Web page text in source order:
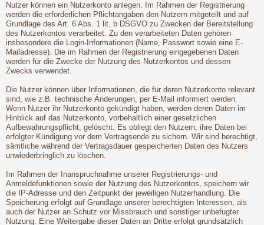
Nutzer können ein Nutzerkonto anlegen. Im Rahmen der Registrierung
werden die erforderlichen Pflichtangaben den Nutzern mitgeteilt und auf
Grundlage des Art. 6 Abs. 1 lit. b DSGVO zu Zwecken der Bereitstellung
des Nutzerkontos verarbeitet. Zu den verarbeiteten Daten gehören
insbesondere die Login-Informationen (Name, Passwort sowie eine E-
Mailadresse). Die im Rahmen der Registrierung eingegebenen Daten
werden für die Zwecke der Nutzung des Nutzerkontos und dessen
Zwecks verwendet.
Die Nutzer können über Informationen, die für deren Nutzerkonto relevant
sind, wie z.B. technische Änderungen, per E-Mail informiert werden.
Wenn Nutzer ihr Nutzerkonto gekündigt haben, werden deren Daten im
Hinblick auf das Nutzerkonto, vorbehaltlich einer gesetzlichen
Aufbewahrungspflicht, gelöscht. Es obliegt den Nutzern, ihre Daten bei
erfolgter Kündigung vor dem Vertragsende zu sichern. Wir sind berechtigt,
sämtliche während der Vertragsdauer gespeicherten Daten des Nutzers
unwiederbringlich zu löschen.
Im Rahmen der Inanspruchnahme unserer Registrierungs- und
Anmeldefunktionen sowie der Nutzung des Nutzerkontos, speichern wir
die IP-Adresse und den Zeitpunkt der jeweiligen Nutzerhandlung. Die
Speicherung erfolgt auf Grundlage unserer berechtigten Interessen, als
auch der Nutzer an Schutz vor Missbrauch und sonstiger unbefugter
Nutzung. Eine Weitergabe dieser Daten an Dritte erfolgt grundsätzlich